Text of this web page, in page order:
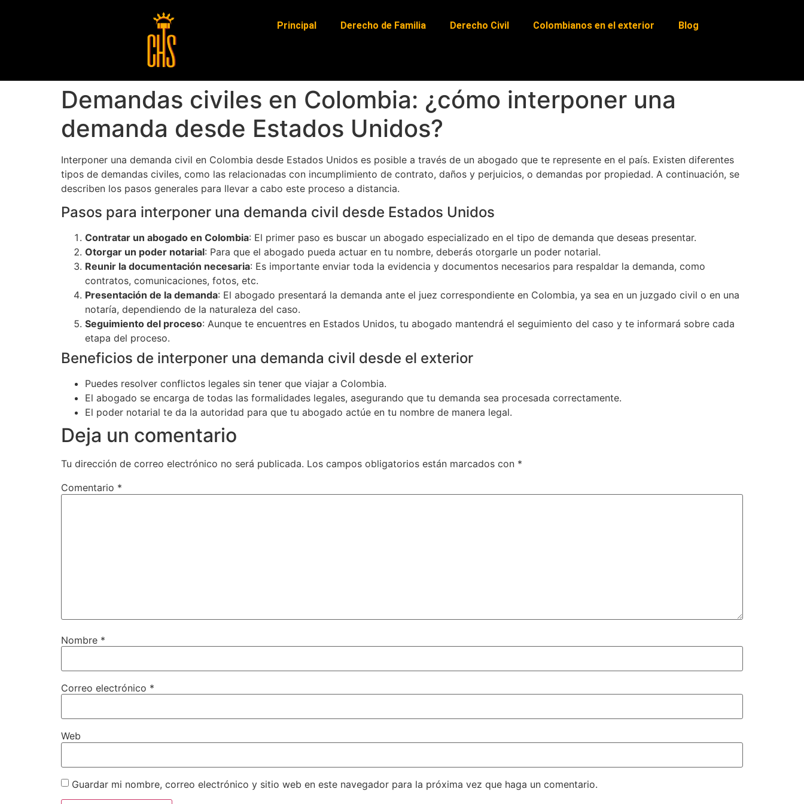
Principal Derecho de Familia Derecho Civil Colombianos en el exterior Blog
Demandas civiles en Colombia: ¿cómo interponer una
demanda desde Estados Unidos?
Interponer una demanda civil en Colombia desde Estados Unidos es posible a través de un abogado que te represente en el país. Existen diferentes
tipos de demandas civiles, como las relacionadas con incumplimiento de contrato, daños y perjuicios, o demandas por propiedad. A continuación, se
describen los pasos generales para llevar a cabo este proceso a distancia.
Pasos para interponer una demanda civil desde Estados Unidos
Contratar un abogado en Colombia: El primer paso es buscar un abogado especializado en el tipo de demanda que deseas presentar.
Otorgar un poder notarial: Para que el abogado pueda actuar en tu nombre, deberás otorgarle un poder notarial.
Reunir la documentación necesaria: Es importante enviar toda la evidencia y documentos necesarios para respaldar la demanda, como
contratos, comunicaciones, fotos, etc.
Presentación de la demanda: El abogado presentará la demanda ante el juez correspondiente en Colombia, ya sea en un juzgado civil o en una
notaría, dependiendo de la naturaleza del caso.
Seguimiento del proceso: Aunque te encuentres en Estados Unidos, tu abogado mantendrá el seguimiento del caso y te informará sobre cada
etapa del proceso.
Beneficios de interponer una demanda civil desde el exterior
Puedes resolver conflictos legales sin tener que viajar a Colombia.
El abogado se encarga de todas las formalidades legales, asegurando que tu demanda sea procesada correctamente.
El poder notarial te da la autoridad para que tu abogado actúe en tu nombre de manera legal.
Deja un comentario
Tu dirección de correo electrónico no será publicada. Los campos obligatorios están marcados con *
Comentario *
Nombre *
Correo electrónico *
Web
Guardar mi nombre, correo electrónico y sitio web en este navegador para la próxima vez que haga un comentario.